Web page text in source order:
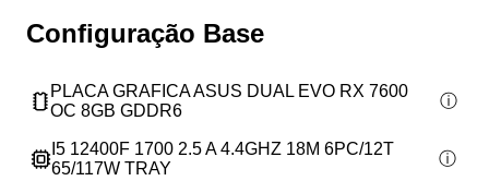
Configuração Base
PLACA GRAFICA ASUS DUAL EVO RX 7600
OC 8GB GDDR6
I5 12400F 1700 2.5 A 4.4GHZ 18M 6PC/12T
65/117W TRAY